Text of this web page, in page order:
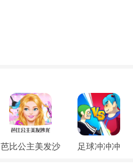
芭比公主美发沙
足球冲冲冲